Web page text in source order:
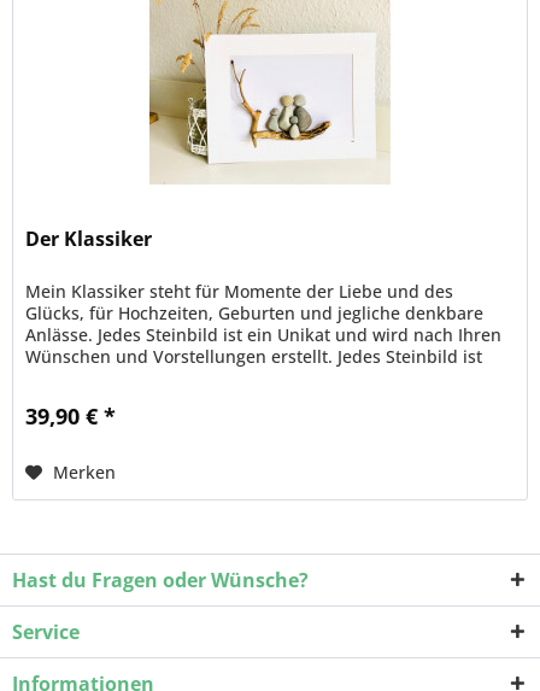
Der Klassiker
Mein Klassiker steht für Momente der Liebe und des
Glücks, für Hochzeiten, Geburten und jegliche denkbare
Anlässe. Jedes Steinbild ist ein Unikat und wird nach Ihren
Wünschen und Vorstellungen erstellt. Jedes Steinbild ist
39,90 € *
Merken
Hast du Fragen oder Wünsche?
Service
Informationen